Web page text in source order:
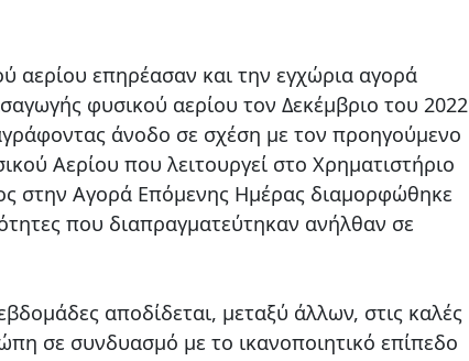
αερίου επηρέασαν και την εγχώρια αγορά
φυσικού αερίου τον Δεκέμβριο του 2022
άνοδο σε σχέση με τον προηγούμενο
Αερίου που λειτουργεί στο Χρηματιστήριο
στην Αγορά Επόμενης Ημέρας διαμορφώθηκε
που διαπραγματεύτηκαν ανήλθαν σε
αποδίδεται, μεταξύ άλλων, στις καλές
σε συνδυασμό με το ικανοποιητικό επίπεδο